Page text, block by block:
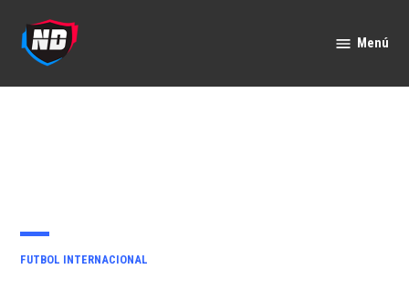
contenido
Menú
PUBLICADO
FUTBOL INTERNACIONAL